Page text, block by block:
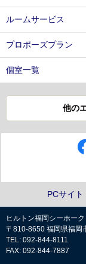
ルームサービス
プロポーズプラン
個室一覧
他の
PCサイト
ヒルトン福岡シーホーク
〒810-8650 福岡県福岡
TEL: 092-844-8111
FAX: 092-844-7887